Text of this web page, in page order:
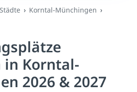
Städte
Korntal-Münchingen
Korntal-
2026 & 2027